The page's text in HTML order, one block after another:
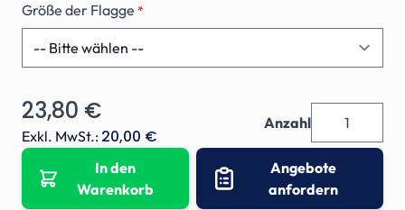
Größe der Flagge *
23,80 €
Exkl. MwSt.: 20,00 €
Anzahl
In den
Warenkorb
Angebote
anfordern